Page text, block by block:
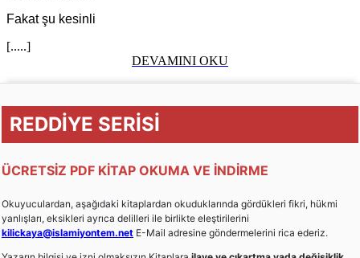
Fakat şu kesinli
[.....]
DEVAMINI OKU
REDDİYE SERİSİ
ÜCRETSİZ PDF KİTAP OKUMA VE İNDİRME
Okuyuculardan, aşağıdaki kitaplardan okuduklarında gördükleri fikri, hükmi
yanlışları, eksikleri ayrıca delilleri ile birlikte eleştirilerini
kilickaya@islamiyontem.net E-Mail adresine göndermelerini rica ederiz.